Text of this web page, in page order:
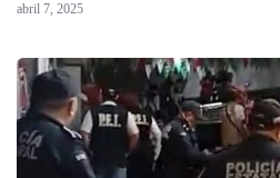
abril 7, 2025